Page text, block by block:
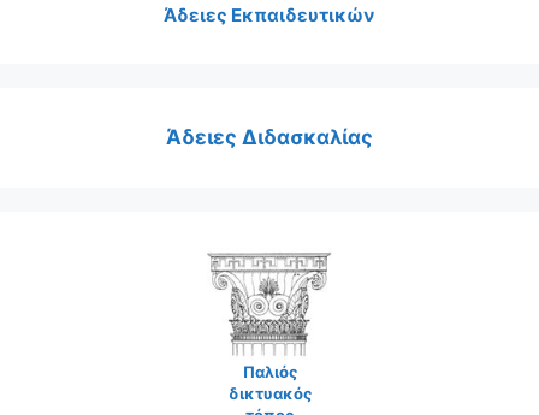
Άδειες Εκπαιδευτικών
Άδειες Διδασκαλίας
Παλιός
δικτυακός